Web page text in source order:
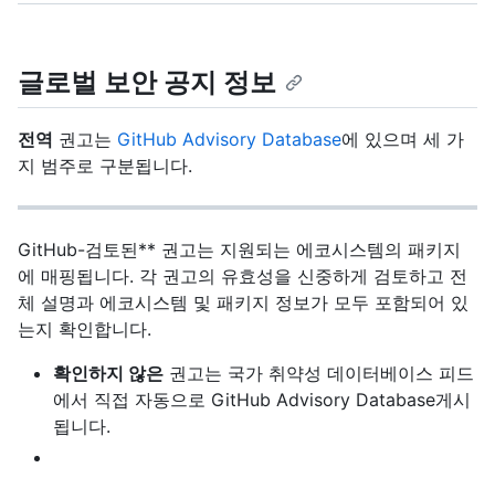
글로벌 보안 공지 정보
전역 권고는 GitHub Advisory Database에 있으며 세 가
지 범주로 구분됩니다.
GitHub-검토된** 권고는 지원되는 에코시스템의 패키지
에 매핑됩니다. 각 권고의 유효성을 신중하게 검토하고 전
체 설명과 에코시스템 및 패키지 정보가 모두 포함되어 있
는지 확인합니다.
확인하지 않은 권고는 국가 취약성 데이터베이스 피드
에서 직접 자동으로 GitHub Advisory Database게시
됩니다.